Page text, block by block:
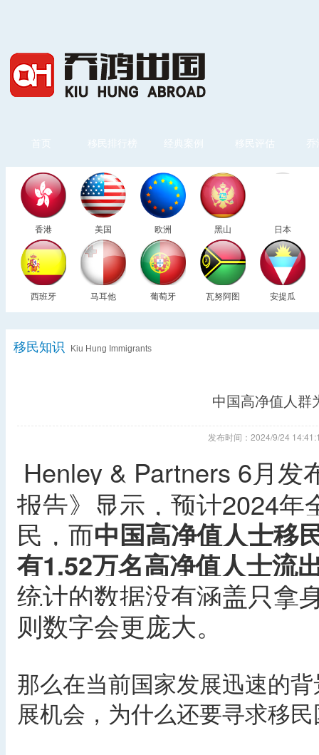
首页 移民排行榜 经典案例 移民评估
香港 美国 欧洲 黑山 日本
西班牙 马耳他 葡萄牙 瓦努阿图 安提瓜
移民知识 Kiu Hung Immigrants
中国高净值人群
发布时间：2024/9/24
Henley & Partners 6月发
报告》显示，预计2024年
民，而中国高净值人士移
有1.52万名高净值人士流
统计的数据没有涵盖只拿
则数字会更庞大。
那么在当前国家发展迅速的
展机会，为什么还要寻求移